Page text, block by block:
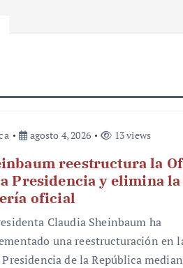
agosto 4, 2026 13 views
reestructura la
Presidencia y elimina la
oficial
Claudia Sheinbaum ha
una reestructuración en
Presidencia de la República